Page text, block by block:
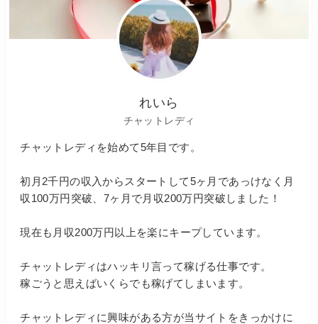
れいら
チャットレディ
チャットレディを始めて5年目です。
初月2千円の収入からスタートして5ヶ月であっけなく月
収100万円突破、7ヶ月で月収200万円突破しました！
現在も月収200万円以上を楽にキープしています。
チャットレディはハッキリ言って稼げる仕事です。
稼ごうと思えばいくらでも稼げてしまいます。
チャットレディに興味がある方が当サイトをきっかけに